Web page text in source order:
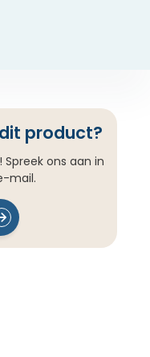
product?
ons aan in
mail.